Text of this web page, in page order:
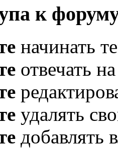
к
начинать
отвечать
удалять
добавлять